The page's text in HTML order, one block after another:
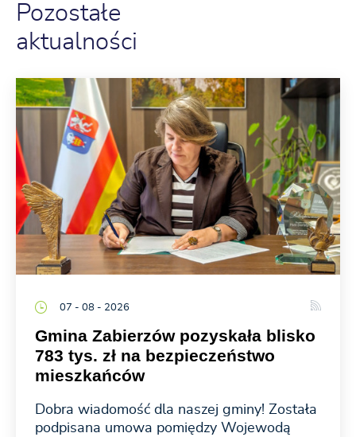
Pozostałe
aktualności
07 - 08 - 2026
Gmina Zabierzów pozyskała blisko
783 tys. zł na bezpieczeństwo
mieszkańców
Dobra wiadomość dla naszej gminy! Została
podpisana umowa pomiędzy Wojewodą